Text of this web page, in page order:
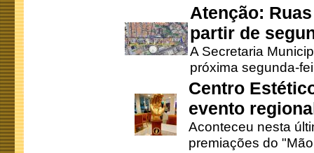
Atenção:
partir de
A Secretaria
próxima segunda-
Centro
evento
Aconteceu nesta
premiações do